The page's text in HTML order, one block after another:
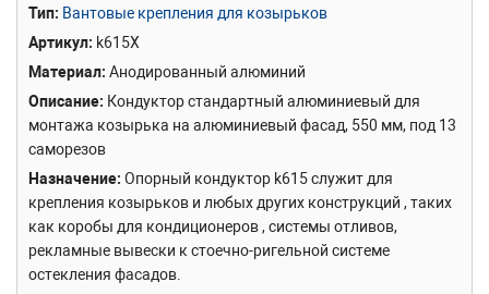
Тип Вантовые крепления для козырьков
Артикул k615X
Материал Анодированный алюминий
Описание Кондуктор стандартный алюминиевый для
монтажа козырька на алюминиевый фасад, 550 мм, под 13
саморезов
Назначение Опорный кондуктор k615 служит для
крепления козырьков и любых других конструкций , таких
как коробы для кондиционеров , системы отливов,
рекламные вывески к стоечно-ригельной системе
остекления фасадов.